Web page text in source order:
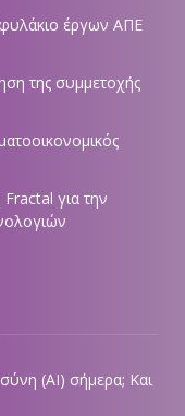
έργων ΑΠΕ
της συμμετοχής
για την
(AI) σήμερα; Και